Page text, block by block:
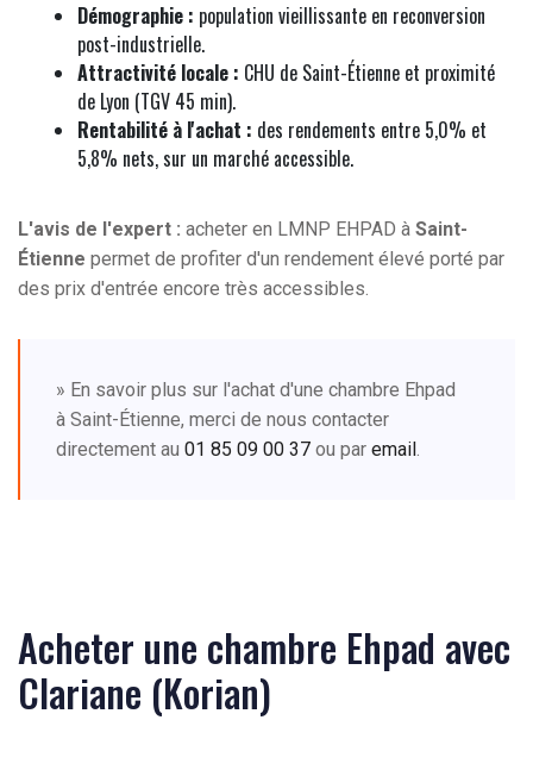
Démographie : population vieillissante en reconversion
post-industrielle.
Attractivité locale : CHU de Saint-Étienne et proximité
de Lyon (TGV 45 min).
Rentabilité à l'achat : des rendements entre 5,0% et
5,8% nets, sur un marché accessible.
L'avis de l'expert : acheter en LMNP EHPAD à Saint-
Étienne permet de profiter d'un rendement élevé porté par
des prix d'entrée encore très accessibles.
» En savoir plus sur l'achat d'une chambre Ehpad
à Saint-Étienne, merci de nous contacter
directement au 01 85 09 00 37 ou par email .
Acheter une chambre Ehpad avec
Clariane (Korian)